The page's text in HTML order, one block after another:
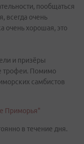
пообщаться
всегда очень
очень хорошая, это
и призёры
трофеи. Помимо
самбистов
Приморья"
в течение дня.